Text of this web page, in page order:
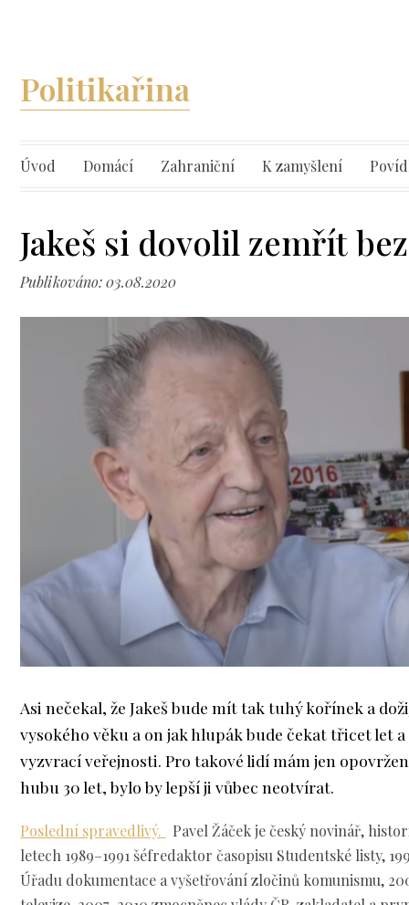
Politikařina
Úvod Domácí Zahraniční K zamyšlení
Jakeš si dovolil zemřít
Publikováno: 03.08.2020
Asi nečekal, že Jakeš bude mít tak tuhý kořínek a
vysokého věku a on jak hlupák bude čekat třicet let a
vyzvrací veřejnosti. Pro takové lidí mám jen
hubu 30 let, bylo by lepší ji vůbec neotvírat.
Poslední spravedlivý.
Pavel Žáček je český novinář,
letech 1989–1991 šéfredaktor časopisu Studentské listy,
Úřadu dokumentace a vyšetřování zločinů komunismu,